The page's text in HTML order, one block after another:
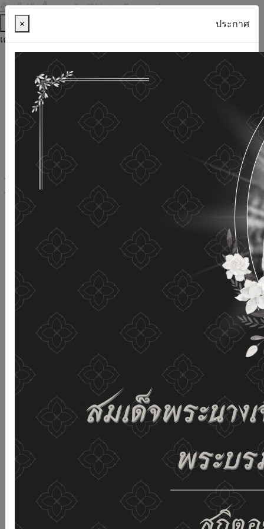
ข้ามไปยังเนื้อหาหลัก (Skip to Content)
ช่วยเหลือ
เครื่องมือการเข้าถึง
ภาษาไทย
ภาษาอังกฤษ
เพิ่มขนาดตัวอักษร
ลดขนาดตัวอักษร
ขนาดตัวอักษรปกติ
ความคมชัดสูง
ความคมชัดเชิงลบ
ความคมชัดปกติ
เปิดอ่านด้วยเสียง
ปิดอ่านด้วยเสียง
ผังเว็บไซต์
เว็บไซต์นี้ใช้คุกกี้ (Cookies)
กรมกิจการผู้สูงอายุ
ให้ความสำคัญต่อข้อมูลส่วนบุคคลของ
ท่าน เพื่อการพัฒนาและปรับปรุงเว็บไซต์ หากท่านใช้บริการ
เว็บไซต์นี้โดยไม่มีการปรับตั้งค่าใดๆ แสดงว่าท่านยินยอมที่จะ
รับคุกกี้บนเว็บไซต์ และนโยบายสิทธิส่วนบุคคลของเรา
ดูรายละเอียด ยอมรับทั้งหมด
02-659-6811 saraban@dop.mail.go.th
เปลี่ยนการแสดงผล
ก-ก
× ประกาศ